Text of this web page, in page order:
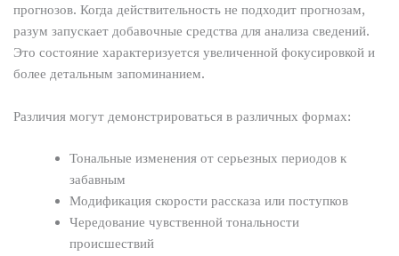
прогнозов. Когда действительность не подходит прогнозам,
разум запускает добавочные средства для анализа сведений.
Это состояние характеризуется увеличенной фокусировкой и
более детальным запоминанием.
Различия могут демонстрироваться в различных формах:
Тональные изменения от серьезных периодов к
забавным
Модификация скорости рассказа или поступков
Чередование чувственной тональности
происшествий